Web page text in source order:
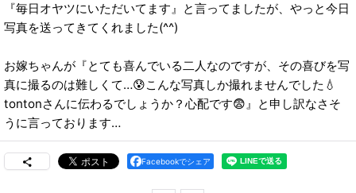
『毎日オヤツにいただいてます』と言ってましたが、やっと今日
写真を送ってきてくれました(^^)
お嫁ちゃんが『とても喜んでいる二人なのですが、その喜びを写
真に撮るのは難しくて…😰こんな写真しか撮れませんでした💧
tontonさんに伝わるでしょうか？心配です😨』と申し訳なさそ
うに言っております…
Facebookでシェア